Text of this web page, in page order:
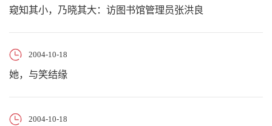
窥知其小，乃晓其大：访图书馆管理员张洪良
2004-10-18
她，与笑结缘
2004-10-18